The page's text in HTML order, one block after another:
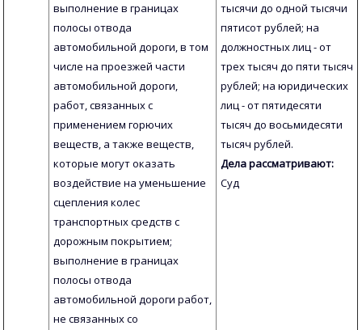
выполнение в границах
полосы отвода
автомобильной дороги, в том
числе на проезжей части
автомобильной дороги,
работ, связанных с
применением горючих
веществ, а также веществ,
которые могут оказать
воздействие на уменьшение
сцепления колес
транспортных средств с
дорожным покрытием;
выполнение в границах
полосы отвода
автомобильной дороги работ,
не связанных со
тысячи до одной тысячи
пятисот рублей; на
должностных лиц - от
трех тысяч до пяти тысяч
рублей; на юридических
лиц - от пятидесяти
тысяч до восьмидесяти
тысяч рублей.
Дела рассматривают:
Суд